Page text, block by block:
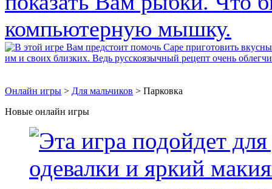
Онлайн игры > Для мальчиков > Парковка
Новые онлайн игры